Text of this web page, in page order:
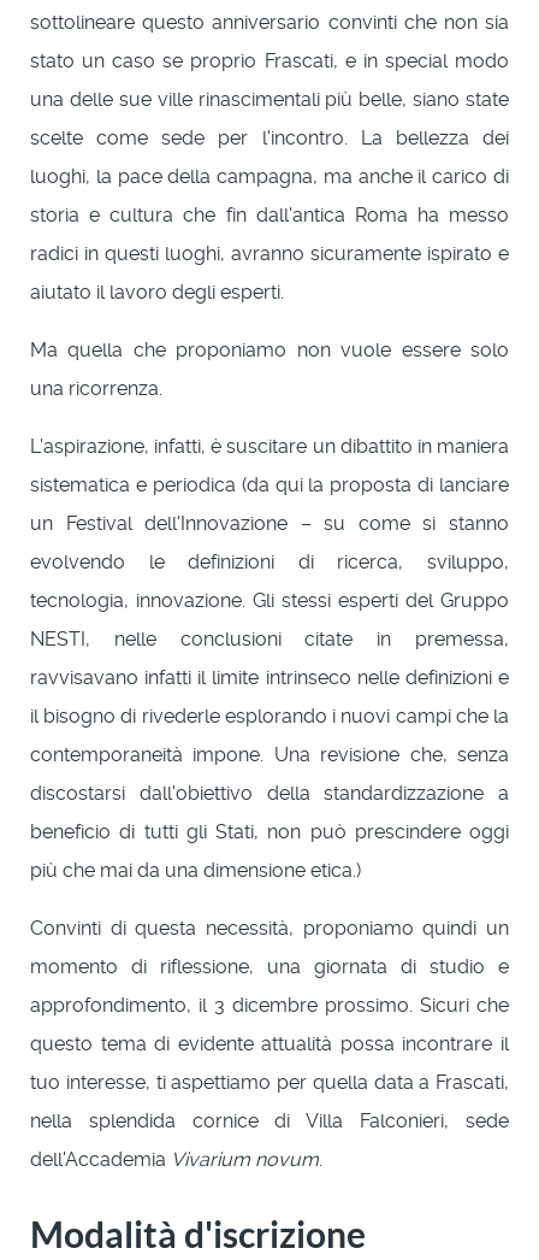
sottolineare questo anniversario convinti che non sia
stato un caso se proprio Frascati, e in special modo
una delle sue ville rinascimentali più belle, siano state
scelte come sede per l'incontro. La bellezza dei
luoghi, la pace della campagna, ma anche il carico di
storia e cultura che fin dall'antica Roma ha messo
radici in questi luoghi, avranno sicuramente ispirato e
aiutato il lavoro degli esperti.
Ma quella che proponiamo non vuole essere solo
una ricorrenza.
L'aspirazione, infatti, è suscitare un dibattito in maniera
sistematica e periodica (da qui la proposta di lanciare
un Festival dell'Innovazione – su come si stanno
evolvendo le definizioni di ricerca, sviluppo,
tecnologia, innovazione. Gli stessi esperti del Gruppo
NESTI, nelle conclusioni citate in premessa,
ravvisavano infatti il limite intrinseco nelle definizioni e
il bisogno di rivederle esplorando i nuovi campi che la
contemporaneità impone. Una revisione che, senza
discostarsi dall'obiettivo della standardizzazione a
beneficio di tutti gli Stati, non può prescindere oggi
più che mai da una dimensione etica.)
Convinti di questa necessità, proponiamo quindi un
momento di riflessione, una giornata di studio e
approfondimento, il 3 dicembre prossimo. Sicuri che
questo tema di evidente attualità possa incontrare il
tuo interesse, ti aspettiamo per quella data a Frascati,
nella splendida cornice di Villa Falconieri, sede
dell'Accademia Vivarium novum.
Modalità d'iscrizione